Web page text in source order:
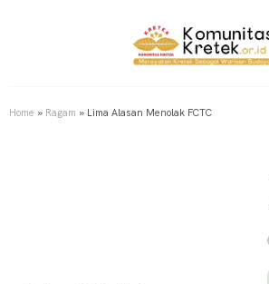
Home » Ragam » Lima Alasan Menolak FCTC